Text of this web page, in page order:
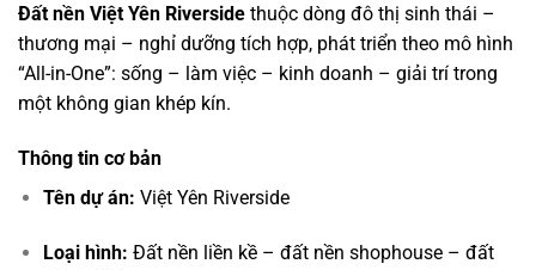
Đất nền Việt Yên Riverside thuộc dòng đô thị sinh thái –
thương mại – nghỉ dưỡng tích hợp, phát triển theo mô hình
“All-in-One”: sống – làm việc – kinh doanh – giải trí trong
một không gian khép kín.
Thông tin cơ bản
Tên dự án: Việt Yên Riverside
Loại hình: Đất nền liền kề – đất nền shophouse – đất